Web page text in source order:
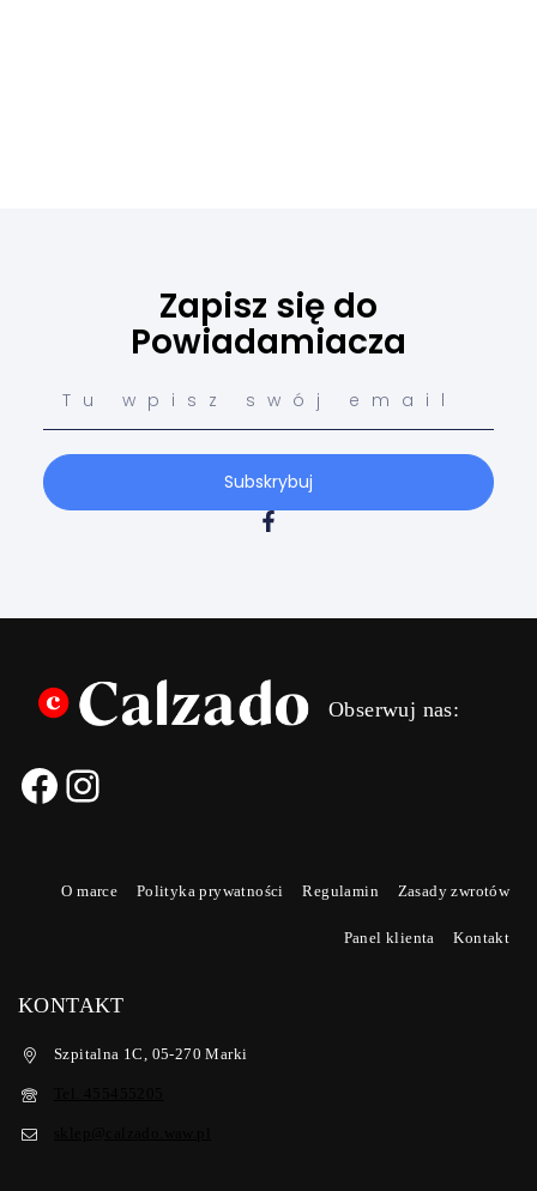
Zapisz się do
Powiadamiacza
Subskrybuj
Obserwuj nas:
O marce Polityka prywatności Regulamin Zasady zwrotów
Panel klienta Kontakt
KONTAKT
Szpitalna 1C, 05-270 Marki